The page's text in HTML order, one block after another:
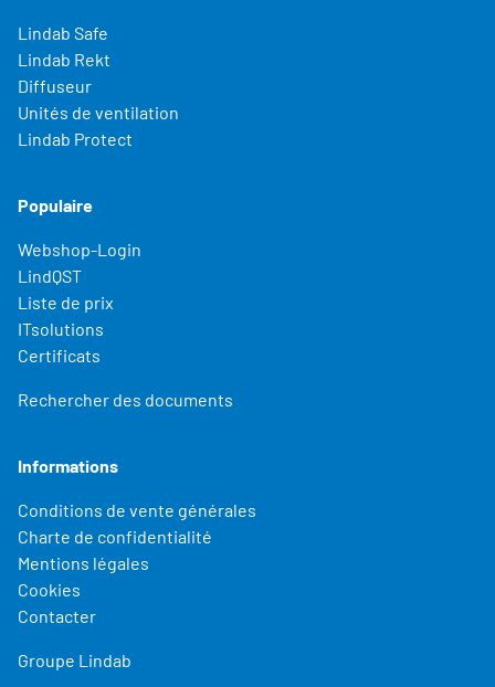
Lindab Safe
Lindab Rekt
Diffuseur
Unités de ventilation
Lindab Protect
Populaire
Webshop-Login
LindQST
Liste de prix
ITsolutions
Certificats
Rechercher des documents
Informations
Conditions de vente générales
Charte de confidentialité
Mentions légales
Cookies
Contacter
Groupe Lindab